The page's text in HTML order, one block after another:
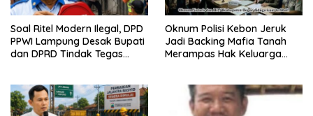
Soal Ritel Modern Ilegal, DPD
PPWI Lampung Desak Bupati
dan DPRD Tindak Tegas
Oknum Polisi Kebon Jeruk
Jadi Backing Mafia Tanah
Merampas Hak Keluarga